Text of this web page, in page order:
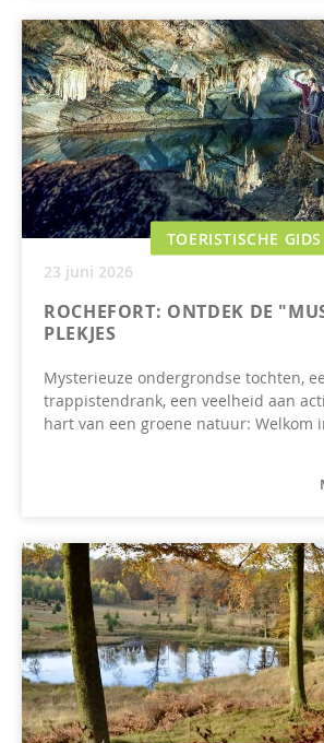
TOERISTISCHE GIDS
23 juni 2026
ROCHEFORT: ONTDEK DE
PLEKJES
Mysterieuze ondergrondse tochten,
trappistendrank, een veelheid aan
hart van een groene natuur: Welkom